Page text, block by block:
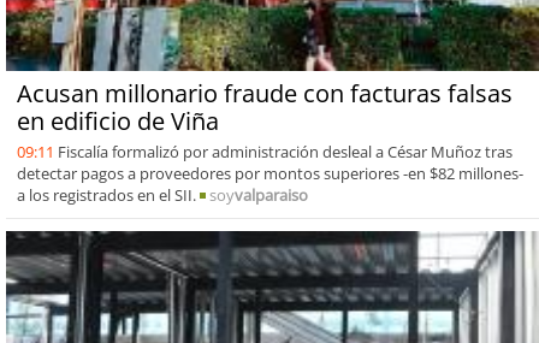
Acusan millonario fraude con facturas falsas
en edificio de Viña
09:11 Fiscalía formalizó por administración desleal a César Muñoz tras
detectar pagos a proveedores por montos superiores -en $82 millones-
a los registrados en el SII.
soyvalparaiso